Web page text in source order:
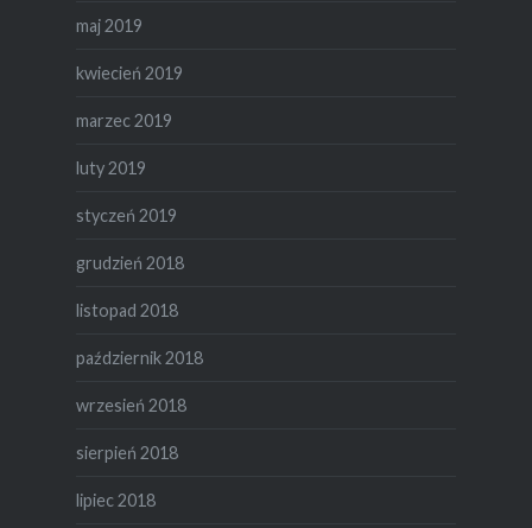
maj 2019
kwiecień 2019
marzec 2019
luty 2019
styczeń 2019
grudzień 2018
listopad 2018
październik 2018
wrzesień 2018
sierpień 2018
lipiec 2018